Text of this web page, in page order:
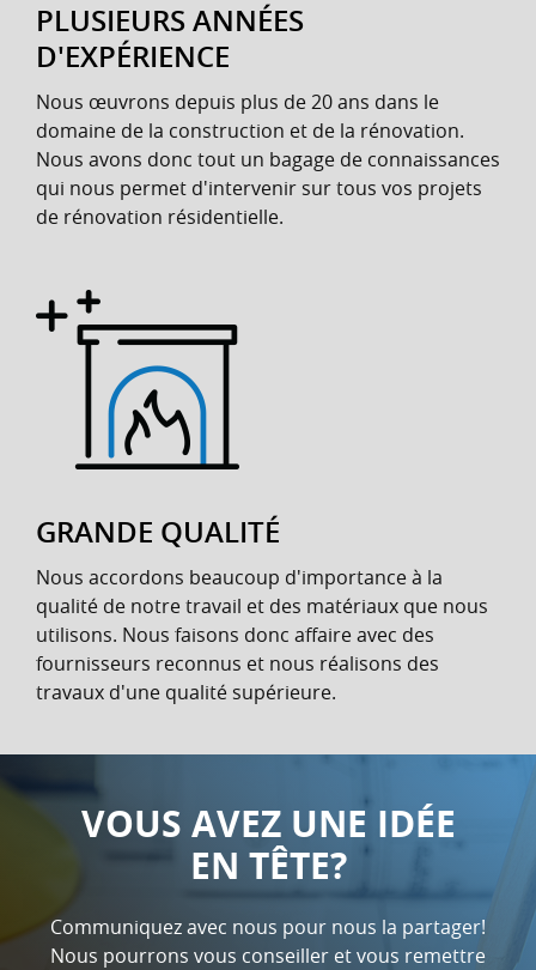
PLUSIEURS ANNÉES
D'EXPÉRIENCE
Nous œuvrons depuis plus de 20 ans dans le
domaine de la construction et de la rénovation.
Nous avons donc tout un bagage de connaissances
qui nous permet d'intervenir sur tous vos projets
de rénovation résidentielle.
GRANDE QUALITÉ
Nous accordons beaucoup d'importance à la
qualité de notre travail et des matériaux que nous
utilisons. Nous faisons donc affaire avec des
fournisseurs reconnus et nous réalisons des
travaux d'une qualité supérieure.
VOUS AVEZ UNE IDÉE
EN TÊTE?
Communiquez avec nous pour nous la partager!
Nous pourrons vous conseiller et vous remettre